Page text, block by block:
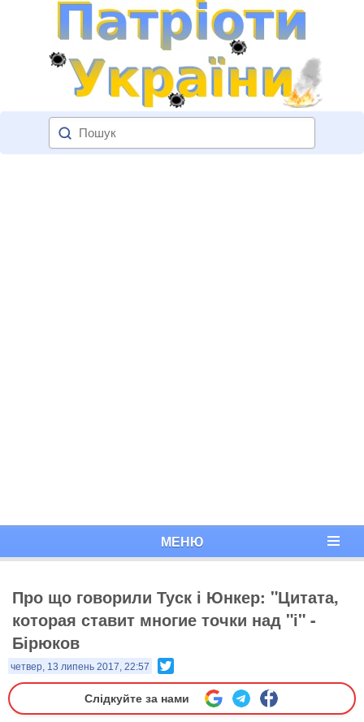
МЕНЮ
Про що говорили Туск і Юнкер: "Цитата,
которая ставит многие точки над "і" -
Бірюков
четвер, 13 липень 2017, 22:57
Слідкуйте за нами